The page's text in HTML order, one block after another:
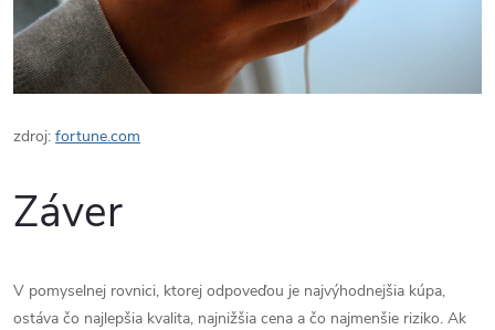
zdroj: fortune.com
Záver
V pomyselnej rovnici, ktorej odpoveďou je najvýhodnejšia kúpa,
ostáva čo najlepšia kvalita, najnižšia cena a čo najmenšie riziko. Ak